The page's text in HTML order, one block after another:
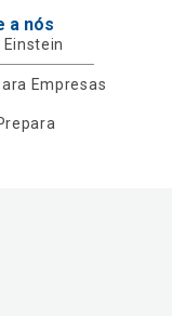
a nós
Einstein
Empresas